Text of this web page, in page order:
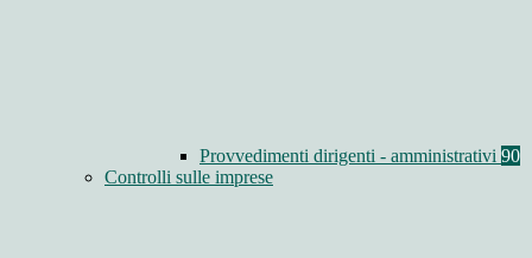
Provvedimenti dirigenti - amministrativi 90
Controlli sulle imprese